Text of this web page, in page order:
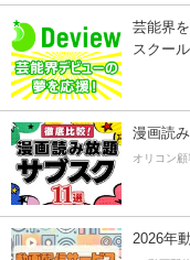
芸能界
スクー
漫画読
オリコン
2026年